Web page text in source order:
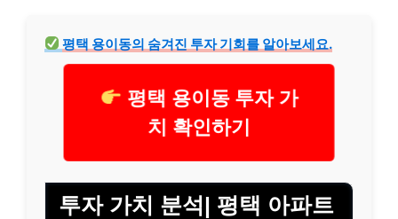
평택 용이동의 숨겨진 투자 기회를 알아보세요.
평택 용이동 투자 가
치 확인하기
투자 가치 분석| 평택 아파트